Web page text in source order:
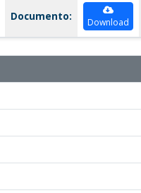
Documento: Download